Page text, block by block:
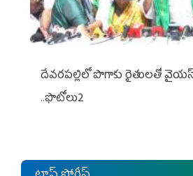
దేవరపల్లిలో పొగాకు రైతులతో
..ఫొటోలు2